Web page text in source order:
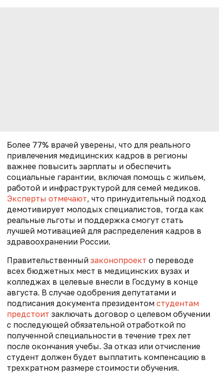
Более 77% врачей уверены, что для реального
привлечения медицинских кадров в регионы
важнее повысить зарплаты и обеспечить
социальные гарантии, включая помощь с жильем,
работой и инфраструктурой для семей медиков.
Эксперты отмечают, что принудительный подход
демотивирует молодых специалистов, тогда как
реальные льготы и поддержка смогут стать
лучшей мотивацией для распределения кадров в
здравоохранении России.
Правительственный законопроект о переводе
всех бюджетных мест в медицинских вузах и
колледжах в целевые внесли в Госдуму в конце
августа. В случае одобрения депутатами и
подписания документа президентом студентам
предстоит заключать договор о целевом обучении
с последующей обязательной отработкой по
полученной специальности в течение трех лет
после окончания учебы. За отказ или отчисление
студент должен будет выплатить компенсацию в
трехкратном размере стоимости обучения.